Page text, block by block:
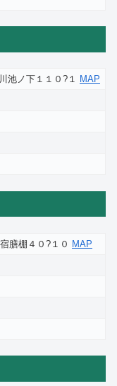
池ノ下１１０?１
MAP
膳棚４０?１０ MAP